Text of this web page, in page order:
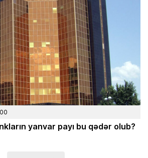
yanvar payı bu qədər olub?